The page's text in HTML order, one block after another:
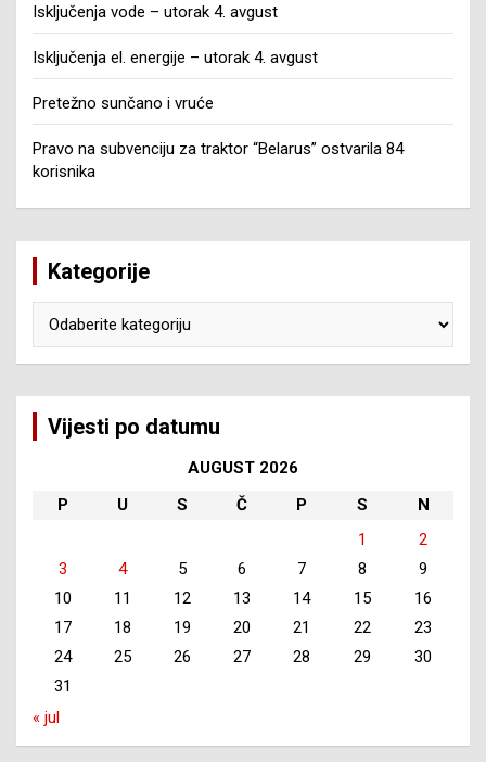
Isključenja vode – utorak 4. avgust
Isključenja el. energije – utorak 4. avgust
Pretežno sunčano i vruće
Pravo na subvenciju za traktor “Belarus” ostvarila 84
korisnika
Kategorije
Vijesti po datumu
AUGUST 2026
P
U S Č P S
N
1
2
3
4 5 6 7 8
9
10
11 12 13 14 15
16
17
18 19 20 21 22
23
24
25 26 27 28 29
30
31
« jul